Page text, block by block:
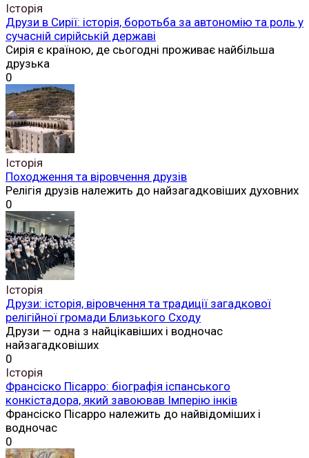
Історія
Друзи в Сирії: історія, боротьба за автономію та роль у
сучасній сирійській державі
Сирія є країною, де сьогодні проживає найбільша
друзька
0
Історія
Походження та віровчення друзів
Релігія друзів належить до найзагадковіших духовних
0
Історія
Друзи: історія, віровчення та традиції загадкової
релігійної громади Близького Сходу
Друзи — одна з найцікавіших і водночас
найзагадковіших
0
Історія
Франсіско Пісарро: біографія іспанського
конкістадора, який завоював Імперію інків
Франсіско Пісарро належить до найвідоміших і
водночас
0